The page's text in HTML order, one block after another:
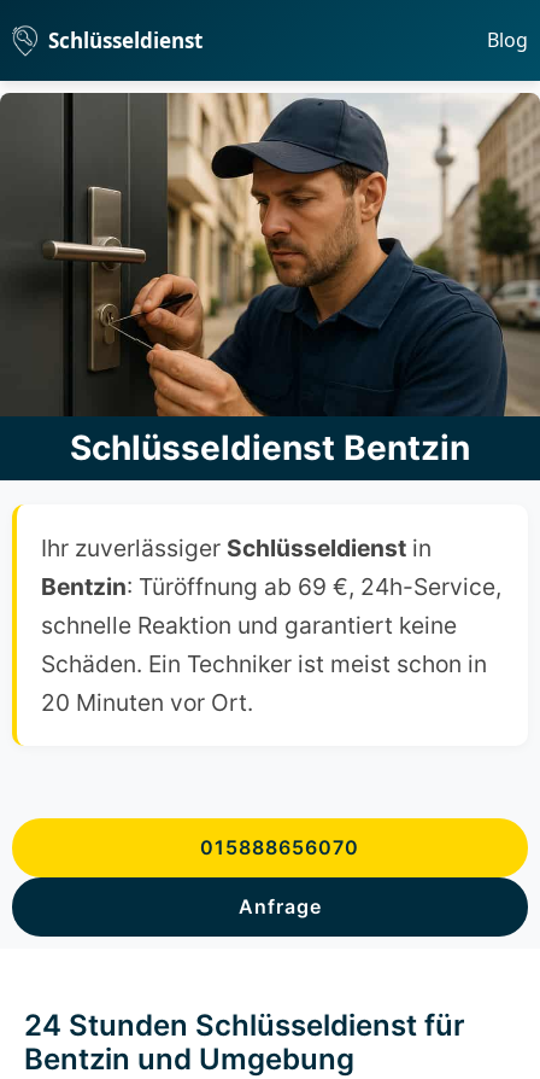
Schlüsseldienst Blog
Schlüsseldienst Bentzin
Ihr zuverlässiger Schlüsseldienst in
Bentzin: Türöffnung ab 69 €, 24h-Service,
schnelle Reaktion und garantiert keine
Schäden. Ein Techniker ist meist schon in
20 Minuten vor Ort.
015888656070
Anfrage
24 Stunden Schlüsseldienst für
Bentzin und Umgebung